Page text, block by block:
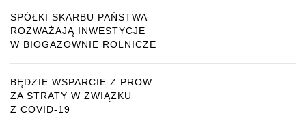
SPÓŁKI SKARBU PAŃSTWA
ROZWAŻAJĄ INWESTYCJE
W BIOGAZOWNIE ROLNICZE
BĘDZIE WSPARCIE Z PROW
ZA STRATY W ZWIĄZKU
Z COVID-19